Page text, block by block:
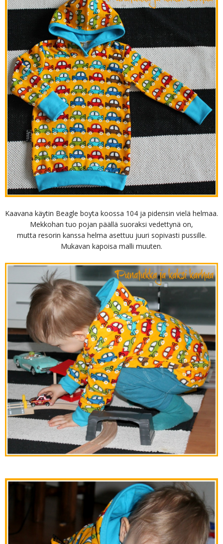
Kaavana käytin Beagle boyta koossa 104 ja pidensin vielä helmaa.
Mekkohan tuo pojan päällä suoraksi vedettynä on,
mutta resorin kanssa helma asettuu juuri sopivasti pussille.
Mukavan kapoisa malli muuten.